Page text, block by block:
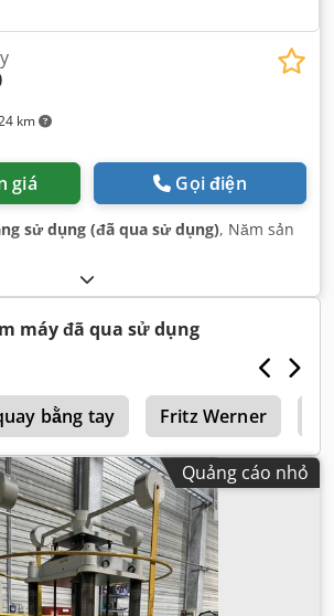
km
giá Gọi điện
sử dụng (đã qua sử dụng), Năm sản
máy đã qua sử dụng
bằng tay Fritz Werner
Quảng cáo nhỏ